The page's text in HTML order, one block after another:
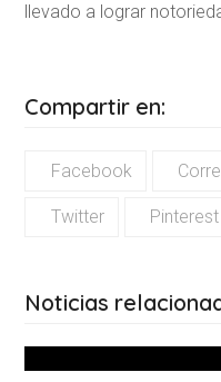
llevado a lograr
Compartir en:
Facebook
Twitter Pinterest
Noticias